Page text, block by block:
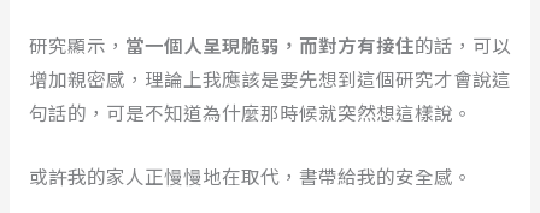
研究顯示， 當一個人呈現脆弱，而對方有接住的話，可以
增加親密感，理論上我應該是要先想到這個研究才會說這
句話的，可是不知道為什麼那時候就突然想這樣說。
或許我的家人正慢慢地在取代，書帶給我的安全感。